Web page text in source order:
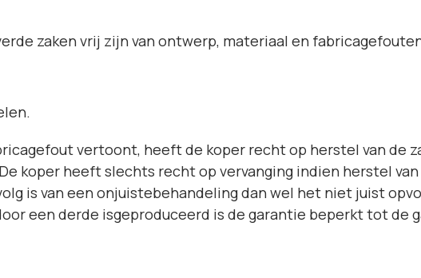
zaken vrij zijn van ontwerp, materiaal en
vertoont, heeft de koper recht op herstel van de
koper heeft slechts recht op vervanging indien herstel
is van een onjuistebehandeling dan wel het niet juist
een derde isgeproduceerd is de garantie beperkt tot